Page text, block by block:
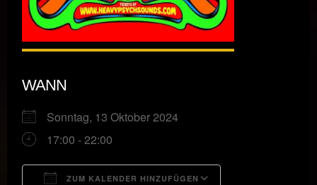
WANN
Sonntag, 13 Oktober 2024
17:00 - 22:00
ZUM KALENDER HINZUFÜGEN